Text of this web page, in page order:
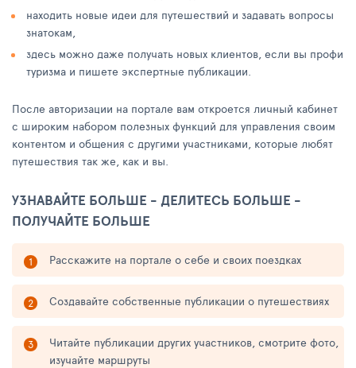
находить новые идеи для путешествий и задавать вопросы
знатокам,
здесь можно даже получать новых клиентов, если вы профи
туризма и пишете экспертные публикации.
После авторизации на портале вам откроется личный кабинет
с широким набором полезных функций для управления своим
контентом и общения с другими участниками, которые любят
путешествия так же, как и вы.
УЗНАВАЙТЕ БОЛЬШЕ - ДЕЛИТЕСЬ БОЛЬШЕ -
ПОЛУЧАЙТЕ БОЛЬШЕ
Расскажите на портале о себе и своих поездках
Создавайте собственные публикации о путешествиях
Читайте публикации других участников, смотрите фото,
изучайте маршруты